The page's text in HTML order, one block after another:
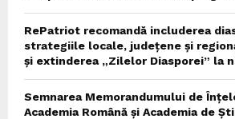
RePatriot recomandă includerea
strategiile locale, județene și
și extinderea „Zilelor Diasporei” la
Semnarea Memorandumului de
Academia Română și Academia de